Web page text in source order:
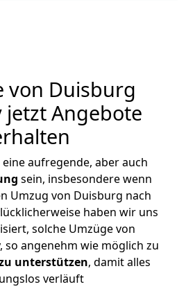
von Duisburg
jetzt Angebote
aufregende, aber auch
sein, insbesondere wenn
Umzug von Duisburg nach
haben wir uns
solche Umzüge von
so angenehm wie möglich zu
unterstützen, damit alles
verläuft